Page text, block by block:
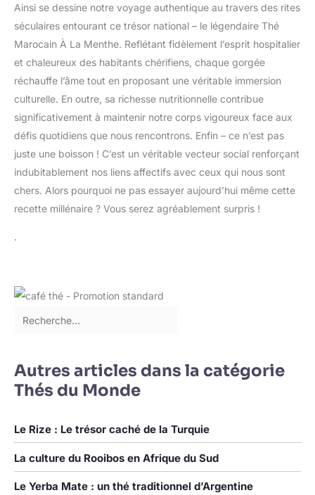
Ainsi se dessine notre voyage authentique au travers des rites
séculaires entourant ce trésor national – le légendaire Thé
Marocain À La Menthe. Reflétant fidèlement l’esprit hospitalier
et chaleureux des habitants chérifiens, chaque gorgée
réchauffe l’âme tout en proposant une véritable immersion
culturelle. En outre, sa richesse nutritionnelle contribue
significativement à maintenir notre corps vigoureux face aux
défis quotidiens que nous rencontrons. Enfin – ce n’est pas
juste une boisson ! C’est un véritable vecteur social renforçant
indubitablement nos liens affectifs avec ceux qui nous sont
chers. Alors pourquoi ne pas essayer aujourd’hui même cette
recette millénaire ? Vous serez agréablement surpris !
.
Autres articles dans la catégorie
Thés du Monde
Le Rize : Le trésor caché de la Turquie
La culture du Rooibos en Afrique du Sud
Le Yerba Mate : un thé traditionnel d’Argentine